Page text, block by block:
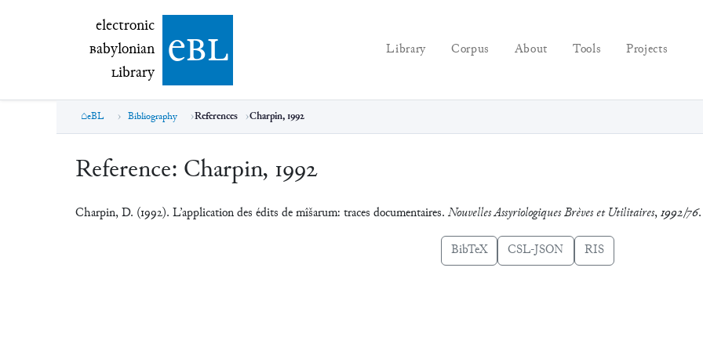
electronic Babylonian Library (eBL)
electronic
Babylonian
Library ebl Library Corpus About Tools Projects
eBL Bibliography References Charpin, 1992
Reference: Charpin, 1992
Charpin, D. (1992). L’application des édits de mîšarum: traces documentaires. Nouvelles Assyriologiques Brèves et Utilitaires,1992/76.
BibTeX CSL-JSON RIS